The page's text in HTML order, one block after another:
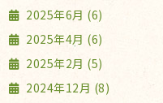
2025年6月 (6)
2025年4月 (6)
2025年2月 (5)
2024年12月 (8)